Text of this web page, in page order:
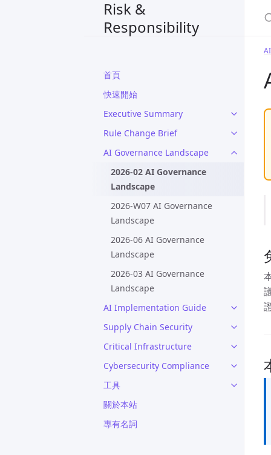
Risk &
Responsibility
首頁
快速開始
Executive Summary
Rule Change Brief
AI Governance Landscape
2026-02 AI Governance
Landscape
2026-W07 AI Governance
Landscape
2026-06 AI Governance
Landscape
2026-03 AI Governance
Landscape
AI Implementation Guide
Supply Chain Security
Critical Infrastructure
Cybersecurity Compliance
工具
關於本站
專有名詞